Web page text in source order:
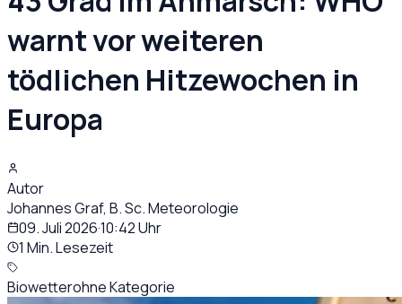
warnt vor weiteren
tödlichen Hitzewochen in
Europa
Autor
Johannes Graf, B. Sc. Meteorologie
09. Juli 2026·10:42Uhr
1 Min. Lesezeit
Biowetterohne Kategorie